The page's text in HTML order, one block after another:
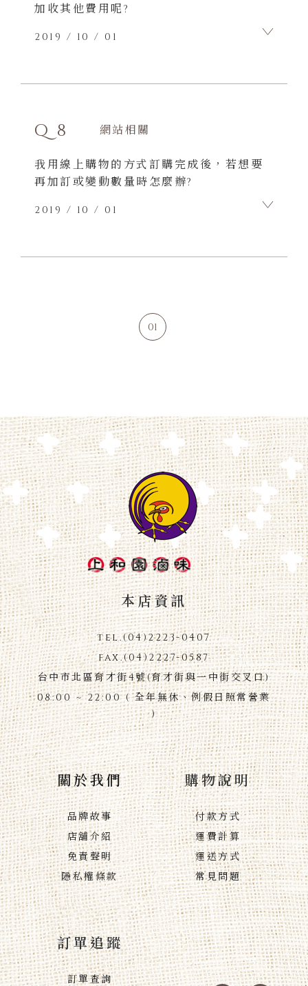
加收其他費用呢?
2019 / 10 / 01
外，不用再額外加收其他費用。
Q8 網站相關
我用線上購物的方式訂購完成後，若想要
再加訂或變動數量時怎麼辦?
2019 / 10 / 01
如果您為本網站會員，可在[會員中心-訂
01
本店資訊
tel.(04)2223-0407
fax.(04)2227-0587
台中市北區育才街4號(育才街與一中街交叉口)
08:00 ~ 22:00 ( 全年無休、例假日照常營業
)
關於我們
品牌故事
店舖介紹
免責聲明
隱私權條款
購物說明
付款方式
運費計算
運送方式
常見問題
訂單追蹤
訂單查詢